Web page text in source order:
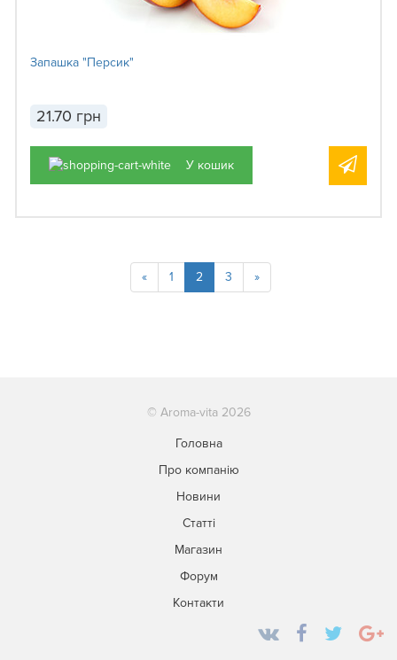
Запашка "Персик"
21.70 грн
У кошик
« 1 2 3 »
© Aroma-vita 2026
Головна
Про компанію
Новини
Статті
Магазин
Форум
Контакти